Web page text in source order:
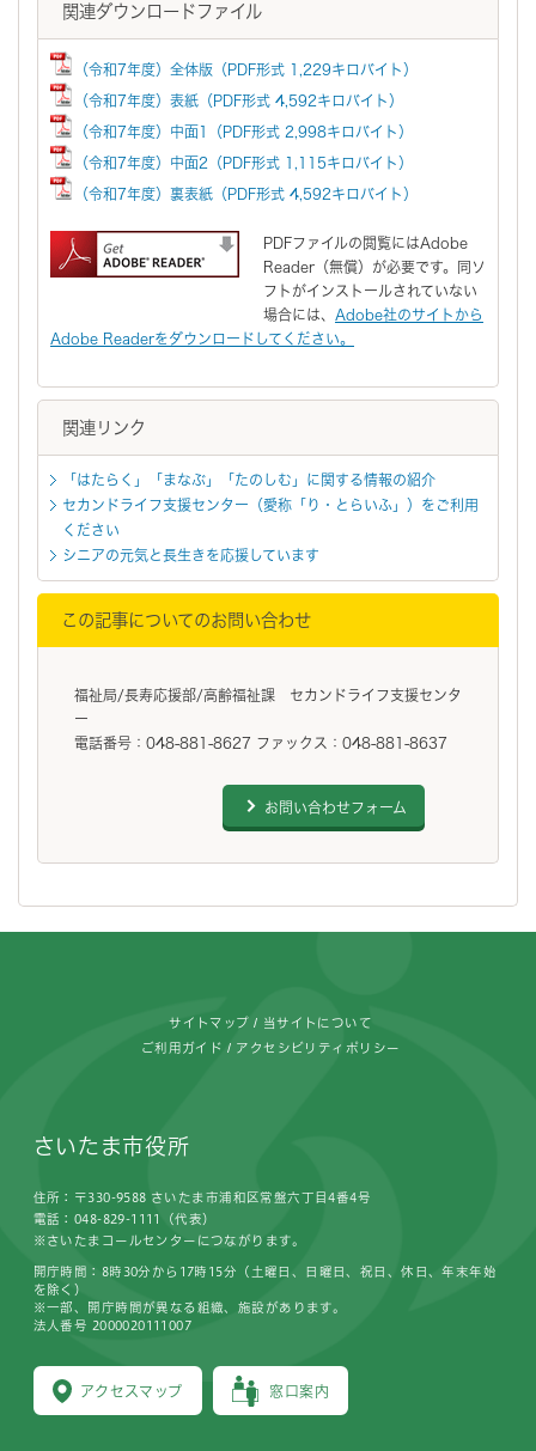
関連ダウンロードファイル
（令和7年度）全体版（PDF形式 1,229キロバイト）
（令和7年度）表紙（PDF形式 4,592キロバイト）
（令和7年度）中面1（PDF形式 2,998キロバイト）
（令和7年度）中面2（PDF形式 1,115キロバイト）
（令和7年度）裏表紙（PDF形式 4,592キロバイト）
PDFファイルの閲覧にはAdobe
Reader（無償）が必要です。同ソ
フトがインストールされていない
場合には、 Adobe社のサイトから
Adobe Readerをダウンロードしてください。
関連リンク
「はたらく」「まなぶ」「たのしむ」に関する情報の紹介
セカンドライフ支援センター（愛称「り・とらいふ」）をご利用
ください
シニアの元気と長生きを応援しています
この記事についてのお問い合わせ
福祉局/長寿応援部/高齢福祉課 セカンドライフ支援センタ
ー
電話番号：048-881-8627 ファックス：048-881-8637
お問い合わせフォーム
サイトマップ 当サイトについて
ご利用ガイド アクセシビリティポリシー
さいたま市役所
住所：〒330-9588 さいたま市浦和区常盤六丁目4番4号
電話：048-829-1111（代表）
※さいたまコールセンターにつながります。
アクセスマップ 窓口案内
開庁時間：8時30分から17時15分（土曜日、日曜日、祝日、休日、年末年始
を除く）
※一部、開庁時間が異なる組織、施設があります。
法人番号 2000020111007